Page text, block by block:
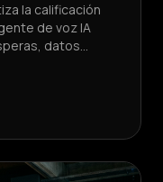
la calificación
de voz IA
datos